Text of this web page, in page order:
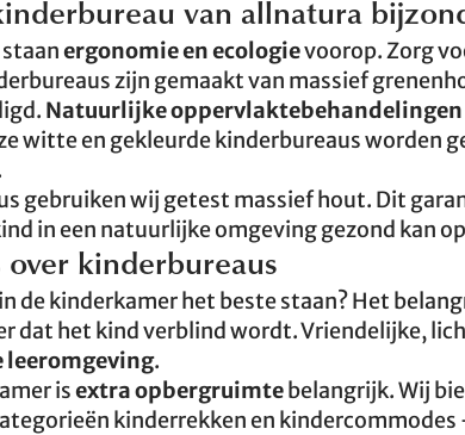
van allnatura
ergonomie en ecologievoorop. Zorg
zijn gemaakt van massief
Natuurlijke oppervlaktebehandelingen
witte en gekleurde kinderbureaus worden
gebruiken wij getest massief hout. Dit
in een natuurlijke omgeving gezond kan
kinderbureaus
de kinderkamer het beste staan? Het
dat het kind verblind wordt. Vriendelijke,
leeromgeving.
isextra opbergruimtebelangrijk. Wij
kinderrekken en